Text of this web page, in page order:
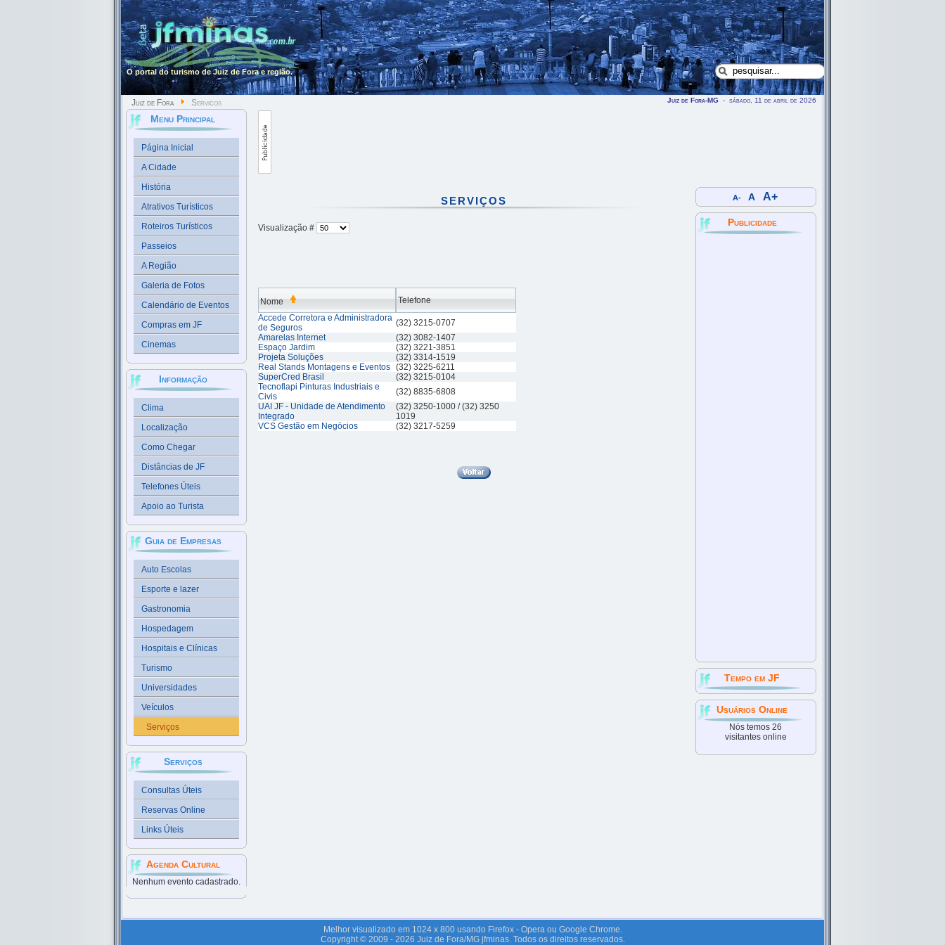
O portal do turismo de Juiz de Fora e região.
Juiz de Fora Serviços Juiz de Fora-MG - sábado, 11 de abril de 2026
Menu Principal
Página Inicial
A Cidade
História
Atrativos Turísticos
Roteiros Turísticos
Passeios
A Região
Galeria de Fotos
Calendário de Eventos
Compras em JF
Cinemas
Informação
Clima
Localização
Como Chegar
Distâncias de JF
Telefones Úteis
Apoio ao Turista
Guia de Empresas
Auto Escolas
Esporte e lazer
Gastronomia
Hospedagem
Hospitais e Clínicas
Turismo
Universidades
Veículos
Serviços
Serviços
Consultas Úteis
Reservas Online
Links Úteis
Agenda Cultural
Nenhum evento cadastrado.
SERVIÇOS
Visualização #
Nome
Telefone
Accede Corretora e Administradora
de Seguros
(32) 3215-0707
Amarelas Internet
(32) 3082-1407
Espaço Jardim
(32) 3221-3851
Projeta Soluções
(32) 3314-1519
Real Stands Montagens e Eventos (32) 3225-6211
SuperCred Brasil
(32) 3215-0104
Tecnoflapi Pinturas Industriais e
Civis
(32) 8835-6808
UAI JF - Unidade de Atendimento
Integrado
(32) 3250-1000 / (32) 3250
1019
VCS Gestão em Negócios
(32) 3217-5259
A- A A+
Publicidade
Tempo em JF
Usuários Online
Nós temos 26
visitantes online
Melhor visualizado em 1024 x 800 usando Firefox - Opera ou Google Chrome.
Copyright © 2009 - 2026 Juiz de Fora/MG jfminas. Todos os direitos reservados.